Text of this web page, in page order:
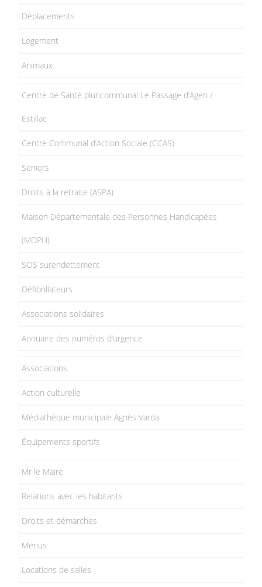
Déplacements
Logement
Animaux
Centre de Santé pluricommunal Le Passage d’Agen /
Estillac
Centre Communal d’Action Sociale (CCAS)
Seniors
Droits à la retraite (ASPA)
Maison Départementale des Personnes Handicapées
(MDPH)
SOS surendettement
Défibrillateurs
Associations solidaires
Annuaire des numéros d’urgence
Associations
Action culturelle
Médiathèque municipale Agnès Varda
Équipements sportifs
Mr le Maire
Relations avec les habitants
Droits et démarches
Menus
Locations de salles